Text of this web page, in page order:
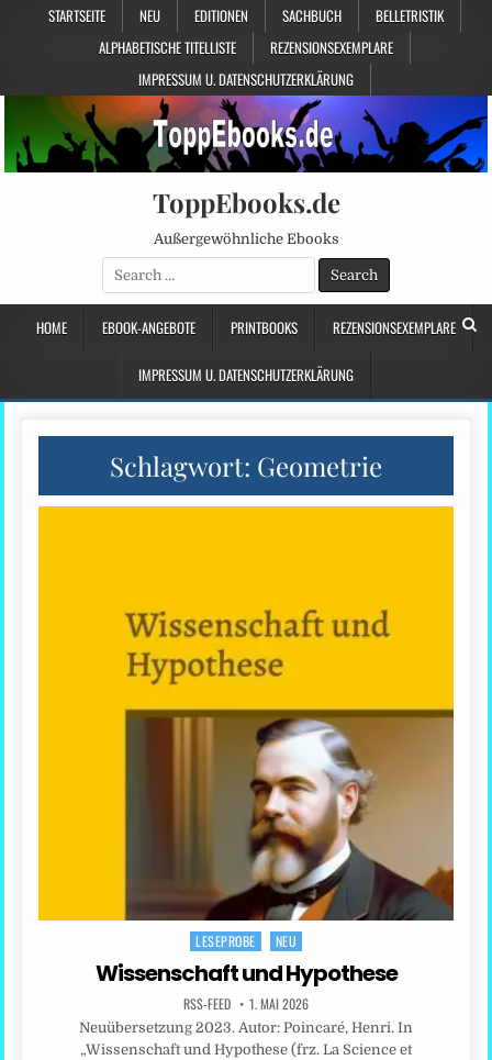
STARTSEITE NEU EDITIONEN SACHBUCH
BELLETRISTIK
ALPHABETISCHE TITELLISTE
REZENSIONSEXEMPLARE
IMPRESSUM U. DATENSCHUTZERKLÄRUNG
ToppEbooks.de
Außergewöhnliche Ebooks
Search
for:
HOME EBOOK-ANGEBOTE PRINTBOOKS REZENSIONSEXEMPLARE
IMPRESSUM U. DATENSCHUTZERKLÄRUNG
Schlagwort: Geometrie
Posted
in
LESEPROBE NEU
Wissenschaft und Hypothese
RSS-FEED 1. MAI 2026
Neuübersetzung 2023. Autor: Poincaré, Henri. In
„Wissenschaft und Hypothese (frz. La Science et